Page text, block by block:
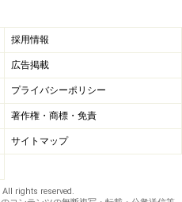
関係を絶ちたくもなるでし
のも、エネルギーを消耗し
ウト（黙って距離を置く）
ないときは、離れる理由を
採用情報
広告掲載
プライバシーポリシー
著作権・商標・免責
サイトマップ
rights reserved.